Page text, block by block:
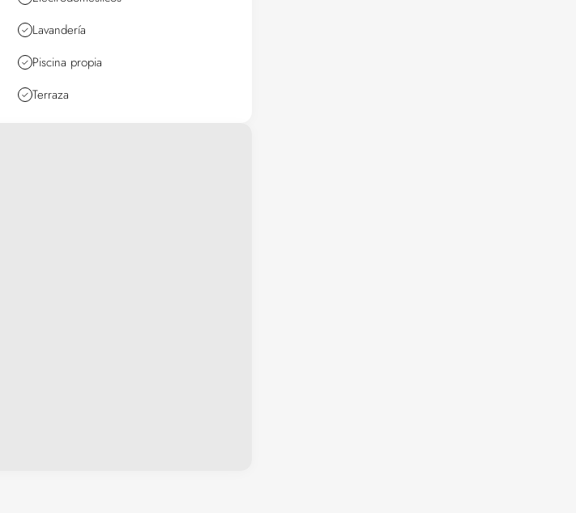
Lavandería
Piscina propia
Terraza